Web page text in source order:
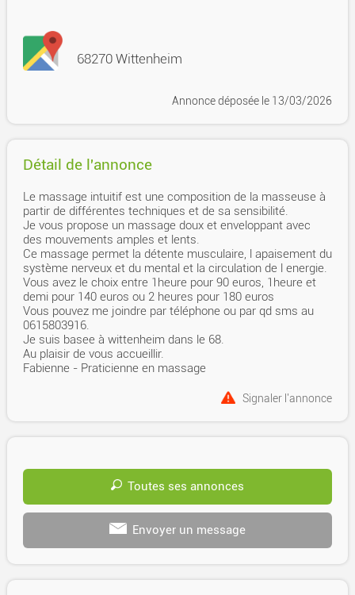
68270 Wittenheim
Annonce déposée le 13/03/2026
Détail de l'annonce
Le massage intuitif est une composition de la masseuse à
partir de différentes techniques et de sa sensibilité.
Je vous propose un massage doux et enveloppant avec
des mouvements amples et lents.
Ce massage permet la détente musculaire, l apaisement du
système nerveux et du mental et la circulation de l energie.
Vous avez le choix entre 1heure pour 90 euros, 1heure et
demi pour 140 euros ou 2 heures pour 180 euros
Vous pouvez me joindre par téléphone ou par qd sms au
0615803916.
Je suis basee à wittenheim dans le 68.
Au plaisir de vous accueillir.
Fabienne - Praticienne en massage
Signaler l'annonce
Toutes ses annonces
Envoyer un message